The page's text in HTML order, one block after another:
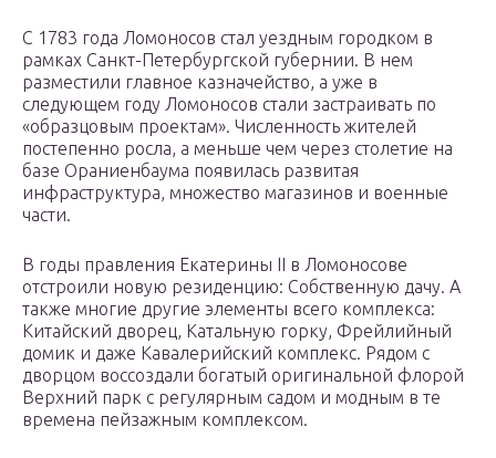
С 1783 года Ломоносов стал уездным городком в
рамках Санкт-Петербургской губернии. В нем
разместили главное казначейство, а уже в
следующем году Ломоносов стали застраивать по
«образцовым проектам». Численность жителей
постепенно росла, а меньше чем через столетие на
базе Ораниенбаума появилась развитая
инфраструктура, множество магазинов и военные
части.
В годы правления Екатерины II в Ломоносове
отстроили новую резиденцию: Собственную дачу. А
также многие другие элементы всего комплекса:
Китайский дворец, Катальную горку, Фрейлийный
домик и даже Кавалерийский комплекс. Рядом с
дворцом воссоздали богатый оригинальной флорой
Верхний парк с регулярным садом и модным в те
времена пейзажным комплексом.